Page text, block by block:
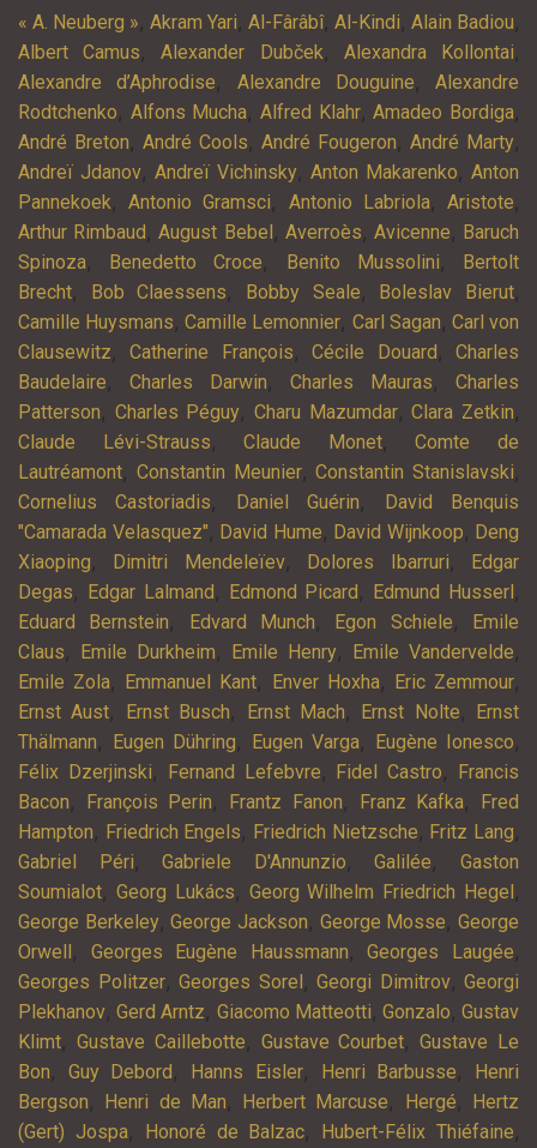
« A. Neuberg », Akram Yari, Al-Fârâbî, Al-Kindi, Alain Badiou,
Albert Camus,Alexander Dubček, Alexandra Kollontai,
Alexandre d’Aphrodise, Alexandre Douguine, Alexandre
Rodtchenko, Alfons Mucha,Alfred Klahr,Amadeo Bordiga,
André Breton, André Cools, André Fougeron, André Marty,
Andreï Jdanov, Andreï Vichinsky, Anton Makarenko, Anton
Pannekoek,Antonio Gramsci, Antonio Labriola,Aristote,
Arthur Rimbaud ,August Bebel , Averroès, Avicenne, Baruch
Spinoza, Benedetto Croce, Benito Mussolini,
Bertolt
Brecht, Bob Claessens, Bobby Seale, Boleslav Bierut,
Camille Huysmans,Camille Lemonnier, Carl Sagan, Carl von
Clausewitz,Catherine François,Cécile Douard ,Charles
Baudelaire, Charles Darwin, Charles Mauras, Charles
Patterson, Charles Péguy,Charu Mazumdar,Clara Zetkin,
Claude Lévi-Strauss,Claude Monet,Comte de
Lautréamont, Constantin Meunier,Constantin Stanislavski,
Cornelius Castoriadis, Daniel Guérin,
David Benquis
"Camarada Velasquez", David Hume, David Wijnkoop, Deng
Xiaoping, Dimitri Mendeleïev, Dolores Ibarruri,
Edgar
Degas, Edgar Lalmand , Edmond Picard , Edmund Husserl ,
Eduard Bernstein, Edvard Munch, Egon Schiele,
Emile
Claus, Emile Durkheim, Emile Henry, Emile Vandervelde,
Emile Zola, Emmanuel Kant, Enver Hoxha, Eric Zemmour,
Ernst Aust, Ernst Busch, Ernst Mach, Ernst Nolte,
Ernst
Thälmann, Eugen Dühring, Eugen Varga, Eugène Ionesco,
Félix Dzerjinski, Fernand Lefebvre, Fidel Castro,
Francis
Bacon, François Perin, Frantz Fanon, Franz Kafka,
Fred
Hampton, Friedrich Engels, Friedrich Nietzsche, Fritz Lang,
Gabriel Péri,Gabriele D'Annunzio,Galilée,Gaston
Soumialot, Georg Lukács, Georg Wilhelm Friedrich Hegel ,
George Berkeley,George Jackson, George Mosse,George
Orwell , Georges Eugène Haussmann,Georges Laugée,
Georges Politzer, Georges Sorel , Georgi Dimitrov, Georgi
Plekhanov,Gerd Arntz, Giacomo Matteotti, Gonzalo,Gustav
Klimt, Gustave Caillebotte, Gustave Courbet,Gustave Le
Bon, Guy Debord , Hanns Eisler, Henri Barbusse,
Henri
Bergson, Henri de Man, Herbert Marcuse, Hergé,
Hertz
(Gert) Jospa, Honoré de Balzac, Hubert-Félix Thiéfaine,